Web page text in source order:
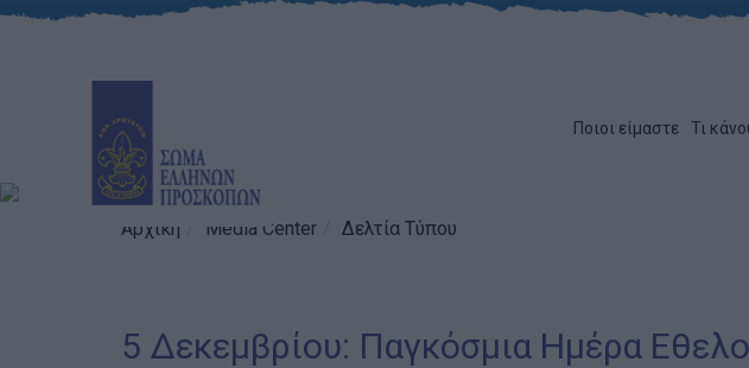
Ποιοι είμαστε Τι
Αρχική Media Center Δελτία Τύπου
5 Δεκεμβρίου: Παγκόσμια Ημέρα